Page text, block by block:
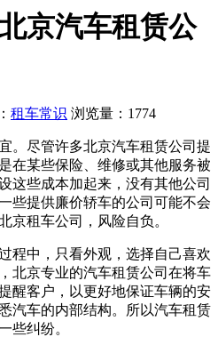
京汽车租赁公
租车常识 浏览量：1774
。尽管许多北京汽车租赁公司提
在某些保险、维修或其他服务被
这些成本加起来，没有其他公司
些提供廉价轿车的公司可能不会
京租车公司，风险自负。
程中，只看外观，选择自己喜欢
北京专业的汽车租赁公司在将车
醒客户，以更好地保证车辆的安
汽车的内部结构。所以汽车租赁
些纠纷。